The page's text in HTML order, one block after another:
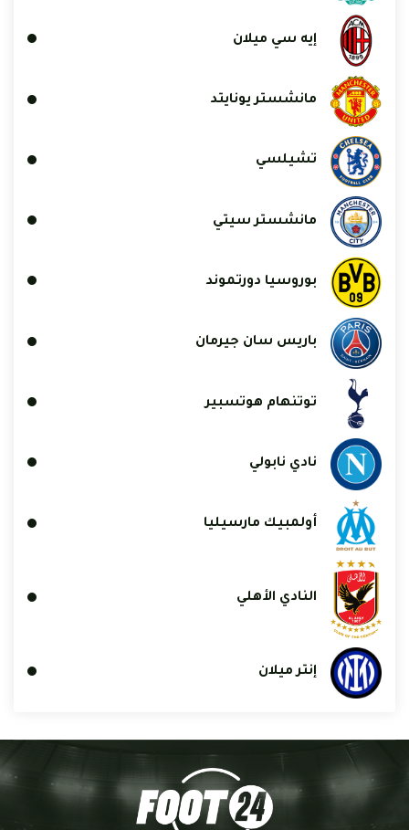
إيه سي ميلان
مانشستر يونايتد
تشيلسي
مانشستر سيتي
بوروسيا دورتموند
باريس سان جيرمان
توتنهام هوتسبير
نادي نابولي
أولمبيك مارسيليا
النادي الأهلي
إنتر ميلان